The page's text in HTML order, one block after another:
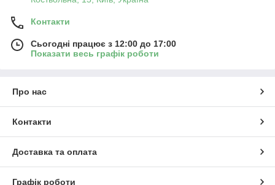
Контакти
Сьогодні працює з 12:00 до 17:00
Показати весь графік роботи
Про нас
Контакти
Доставка та оплата
Графік роботи